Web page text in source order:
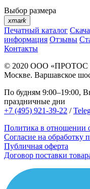
Выбор размера
xmark
Печатный каталог
информация Отзывы
Контакты
© 2020 ООО «ПРОТОС
Москве. Варшавское
По будням 9:00–19:00,
праздничные дни
+7 (495) 921-39-22 /
Политика в отношении
Согласие на обработку
Публичная оферта
Договор поставки